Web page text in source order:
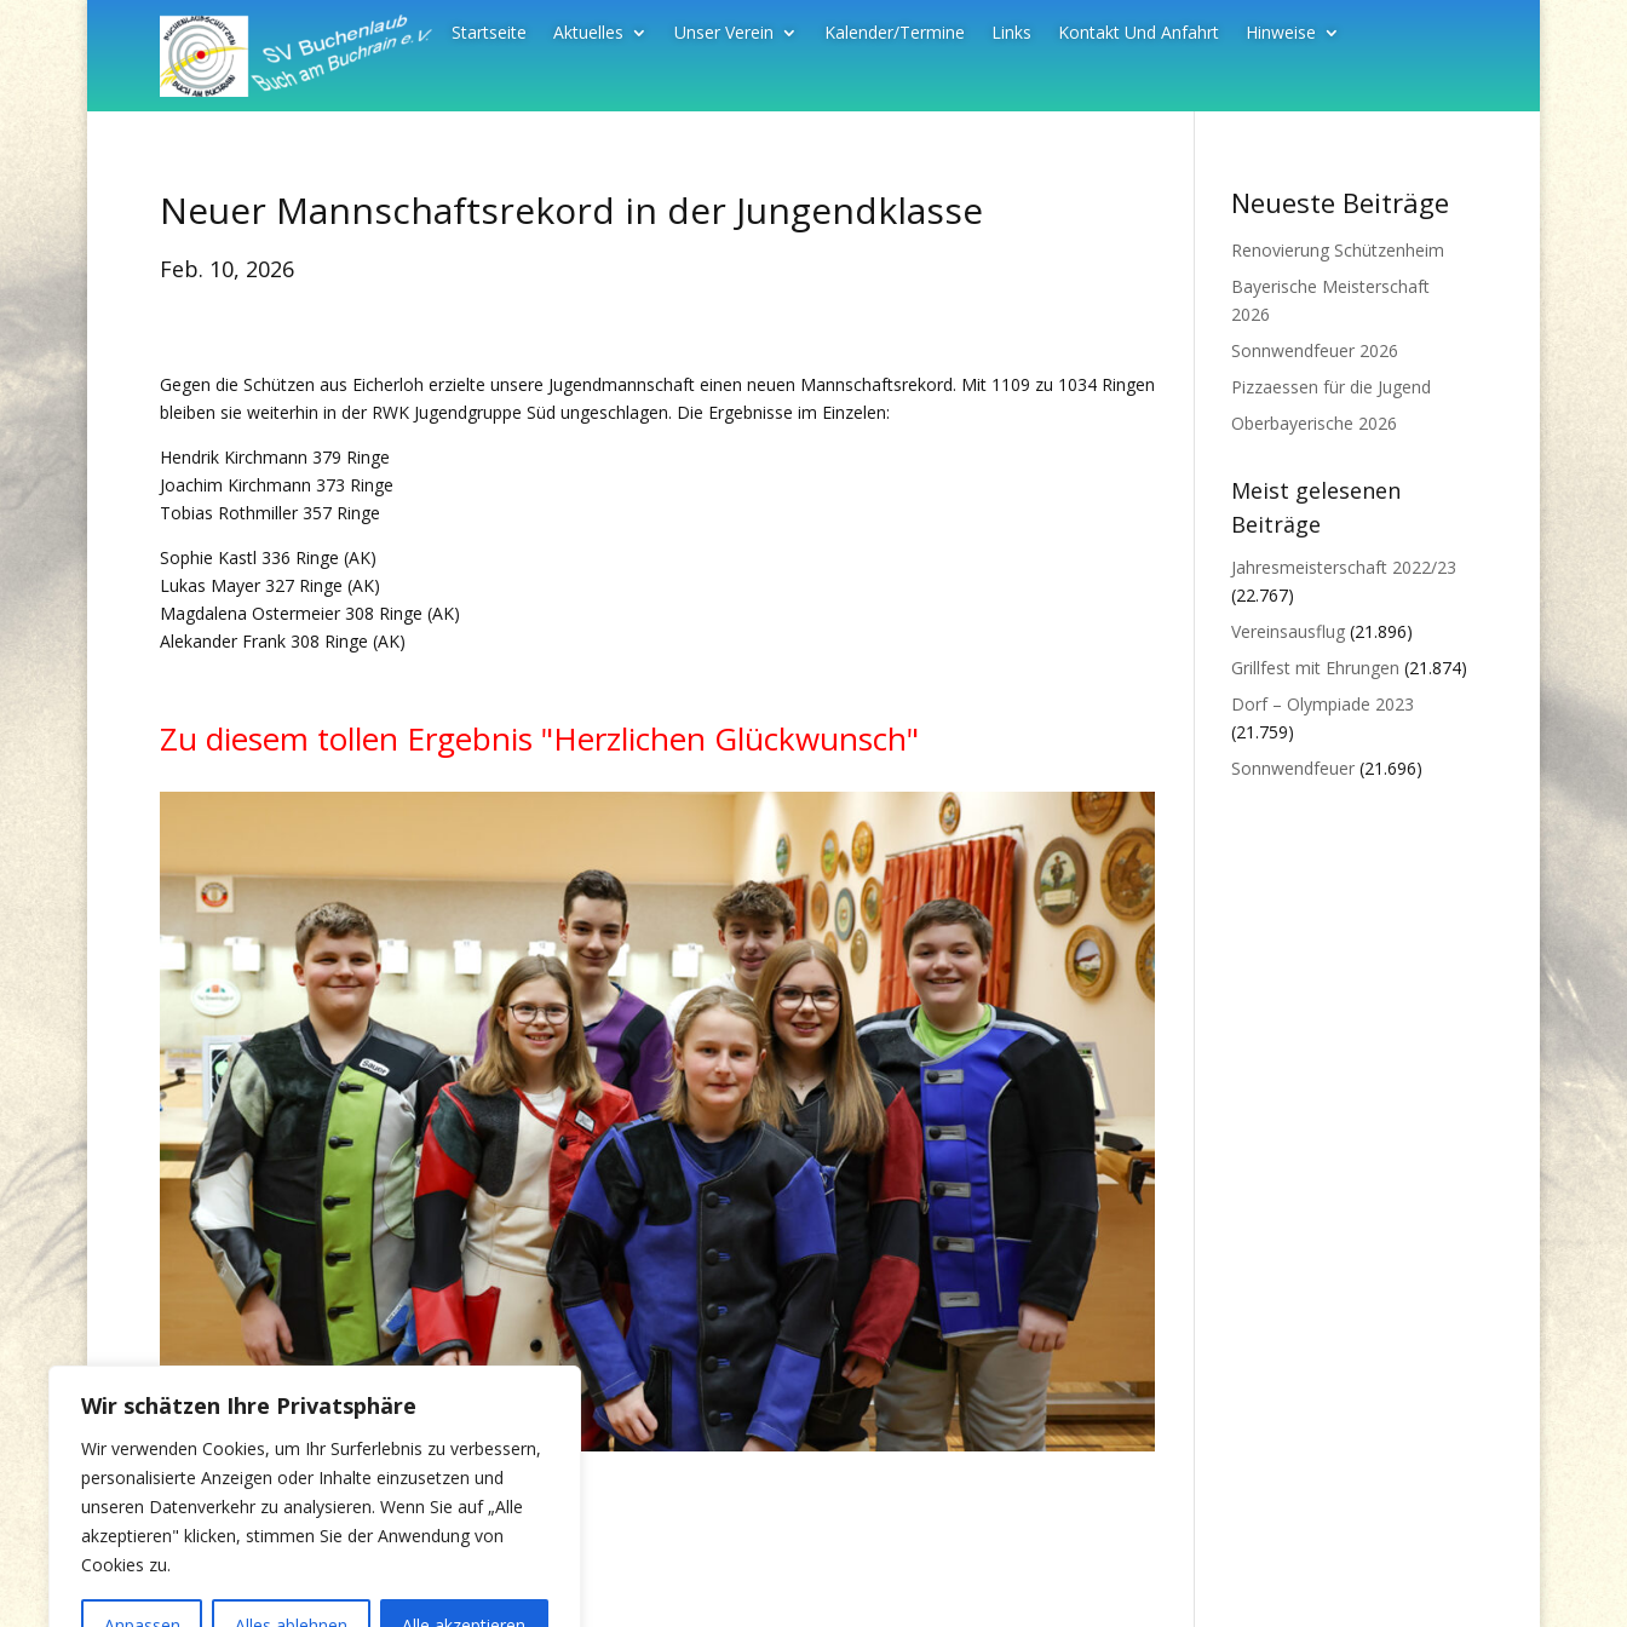
Wir schätzen Ihre Privatsphäre
Wir verwenden Cookies, um Ihr Surferlebnis zu verbessern,
personalisierte Anzeigen oder Inhalte einzusetzen und
unseren Datenverkehr zu analysieren. Wenn Sie auf „Alle
akzeptieren" klicken, stimmen Sie der Anwendung von
Cookies zu.
Startseite Aktuelles Unser Verein Kalender/Termine Links Kontakt Und Anfahrt Hinweise
Neuer Mannschaftsrekord in der Jungendklasse
Feb. 10, 2026
Gegen die Schützen aus Eicherloh erzielte unsere Jugendmannschaft einen neuen Mannschaftsrekord. Mit 1109 zu 1034 Ringen
bleiben sie weiterhin in der RWK Jugendgruppe Süd ungeschlagen. Die Ergebnisse im Einzelen:
Hendrik Kirchmann 379 Ringe
Joachim Kirchmann 373 Ringe
Tobias Rothmiller 357 Ringe
Sophie Kastl 336 Ringe (AK)
Lukas Mayer 327 Ringe (AK)
Magdalena Ostermeier 308 Ringe (AK)
Alekander Frank 308 Ringe (AK)
Zu diesem tollen Ergebnis "Herzlichen Glückwunsch"
Seitenaufrufe 3.178
Neueste Beiträge
Renovierung Schützenheim
Bayerische Meisterschaft
2026
Sonnwendfeuer 2026
Pizzaessen für die Jugend
Oberbayerische 2026
Meist gelesenen
Beiträge
Jahresmeisterschaft 2022/23
(22.767)
Vereinsausflug (21.896)
Grillfest mit Ehrungen (21.874)
Dorf – Olympiade 2023
(21.759)
Sonnwendfeuer (21.696)